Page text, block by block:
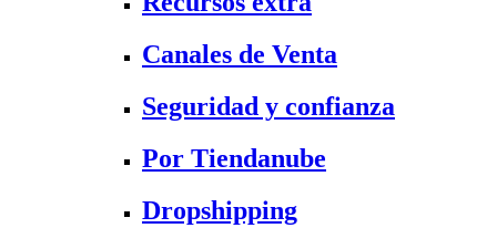
Canales de Venta
Seguridad y confianza
Por Tiendanube
Dropshipping